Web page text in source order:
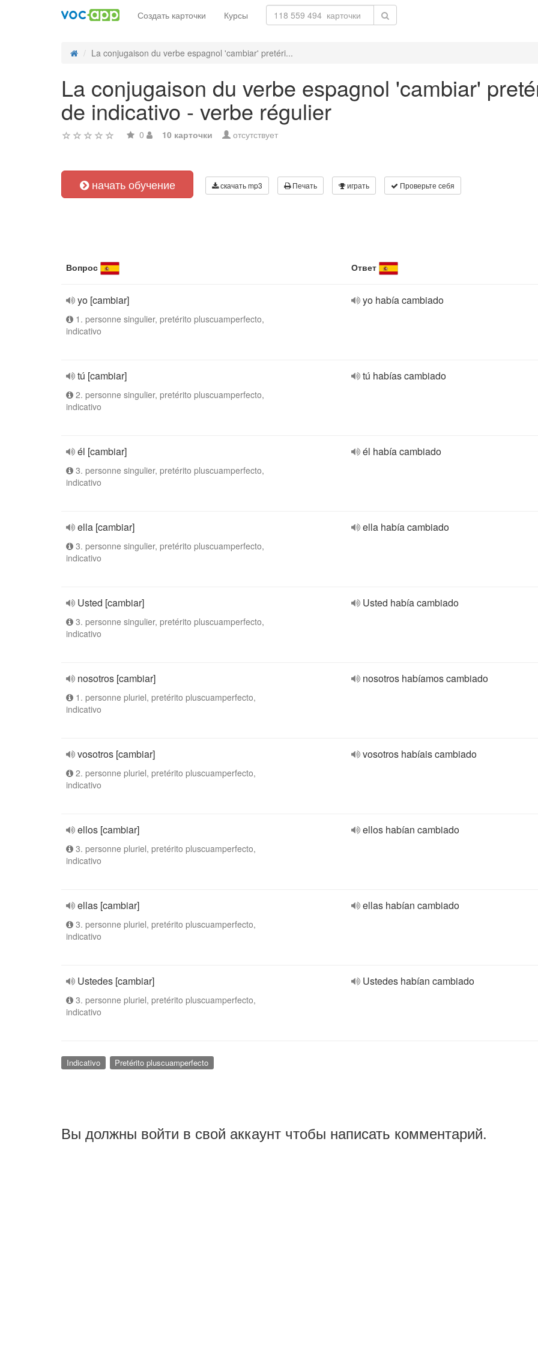
Создать карточки Курсы
La conjugaison du verbe espagnol 'cambiar' pretéri...
La conjugaison du verbe espagnol 'cambiar'
de indicativo - verbe régulier
0 10 карточки отсутствует
начать обучение скачать mp3 Печать играть Проверьте себя
Вопрос Ответ
yo [cambiar]
1. personne singulier, pretérito pluscuamperfecto,
indicativo
yo había cambiado
tú [cambiar]
2. personne singulier, pretérito pluscuamperfecto,
indicativo
tú habías cambiado
él [cambiar]
3. personne singulier, pretérito pluscuamperfecto,
indicativo
él había cambiado
ella [cambiar]
3. personne singulier, pretérito pluscuamperfecto,
indicativo
ella había cambiado
Usted [cambiar]
3. personne singulier, pretérito pluscuamperfecto,
indicativo
Usted había cambiado
nosotros [cambiar]
1. personne pluriel, pretérito pluscuamperfecto,
indicativo
nosotros habíamos cambiado
vosotros [cambiar]
2. personne pluriel, pretérito pluscuamperfecto,
indicativo
vosotros habíais cambiado
ellos [cambiar]
3. personne pluriel, pretérito pluscuamperfecto,
indicativo
ellos habían cambiado
ellas [cambiar]
3. personne pluriel, pretérito pluscuamperfecto,
indicativo
ellas habían cambiado
Ustedes [cambiar]
3. personne pluriel, pretérito pluscuamperfecto,
indicativo
Ustedes habían cambiado
Indicativo Pretérito pluscuamperfecto
Вы должны войти в свой аккаунт чтобы написать комментарий.